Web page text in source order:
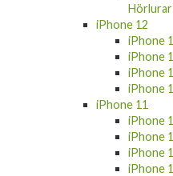
Hörlurar
iPhone 12
iPhone
iPhone
iPhone
iPhone
iPhone 11
iPhone
iPhone
iPhone
iPhone